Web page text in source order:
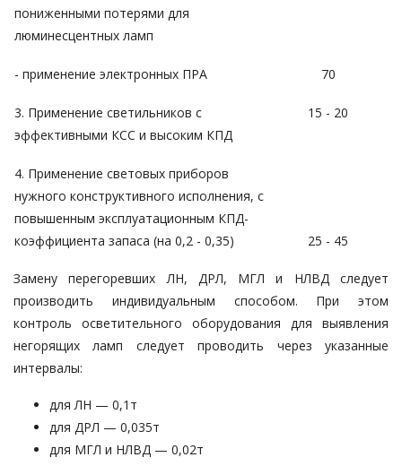
пониженными потерями для
люминесцентных ламп
- применение электронных ПРА 70
3. Применение светильников с
эффективными КСС и высоким КПД
15 - 20
4. Применение световых приборов
нужного конструктивного исполнения, с
повышенным эксплуатационным КПД-
коэффициента запаса (на 0,2 - 0,35)
25 - 45
Замену перегоревших ЛН, ДРЛ, МГЛ и НЛВД следует
производить индивидуальным способом. При этом
контроль осветительного оборудования для выявления
негорящих ламп следует проводить через указанные
интервалы:
для ЛН — 0,1т
для ДРЛ — 0,035т
для МГЛ и НЛВД — 0,02т